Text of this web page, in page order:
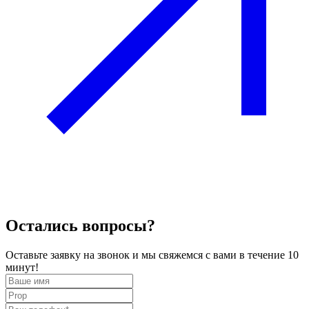
Остались вопросы?
Оставьте заявку на звонок и мы свяжемся с вами в течение 10
минут!